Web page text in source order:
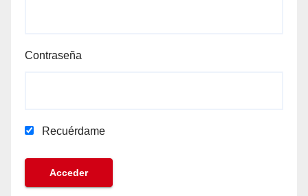
Contraseña
Recuérdame